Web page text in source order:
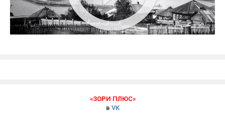
«ЗОРИ ПЛЮС»
в VK